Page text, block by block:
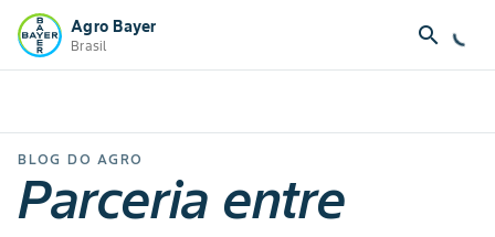
Agro Bayer
Brasil search
BLOG DO AGRO
Parceria entre